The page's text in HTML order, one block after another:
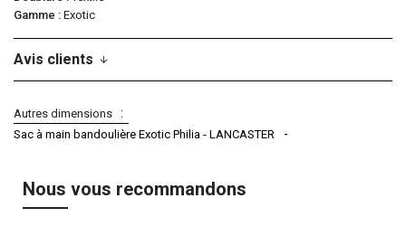
Gamme
Exotic
Avis clients
Autres dimensions
Sac à main bandoulière Exotic Philia - LANCASTER
Nous vous recommandons